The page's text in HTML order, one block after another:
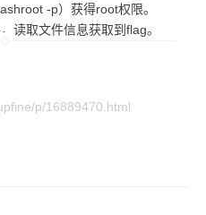
-p）获得root权限。
读取文件信息获取到flag。
p/16889470.html